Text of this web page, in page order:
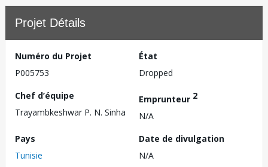
Projet Détails
Numéro du Projet
P005753
État
Dropped
Chef d’équipe
Trayambkeshwar P. N. Sinha
Emprunteur 2
N/A
Pays
Tunisie
Date de divulgation
N/A